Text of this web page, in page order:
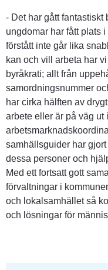
- Det har gått fantastiskt
ungdomar har fått plats
förstått inte går lika
kan och vill arbeta har
byråkrati; allt från
samordningsnummer
har cirka hälften av
arbete eller är på väg ut
samhällsguider har
dessa personer och
Med ett fortsatt gott
förvaltningar i
och lokalsamhället så
och lösningar för